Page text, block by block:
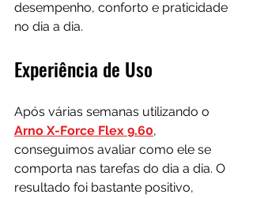
desempenho, conforto e praticidade
no dia a dia.
Experiência de Uso
Após várias semanas utilizando o
Arno X-Force Flex 9.60,
conseguimos avaliar como ele se
comporta nas tarefas do dia a dia. O
resultado foi bastante positivo,